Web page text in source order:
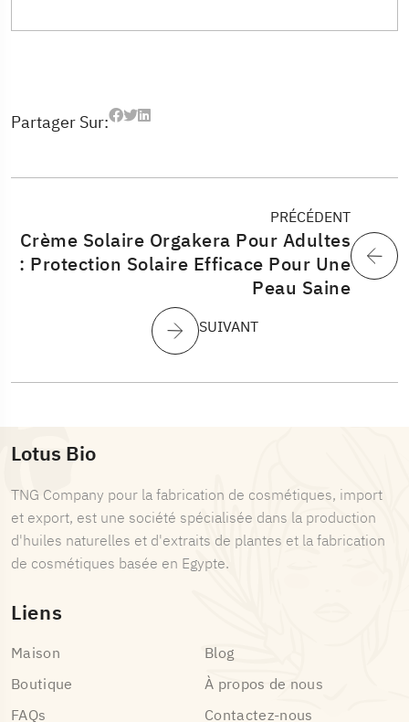
Partager Sur:
PRÉCÉDENT
Crème Solaire Orgakera Pour Adultes
: Protection Solaire Efficace Pour Une
Peau Saine
SUIVANT
Lotus Bio
TNG Company pour la fabrication de cosmétiques, import
et export, est une société spécialisée dans la production
d'huiles naturelles et d'extraits de plantes et la fabrication
de cosmétiques basée en Egypte.
Liens
Maison
Blog
Boutique
À propos de nous
FAQs
Contactez-nous